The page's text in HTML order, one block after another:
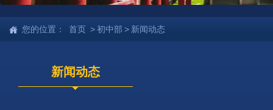
您的位置： 首页 >初中部 > 新闻动态
新闻动态